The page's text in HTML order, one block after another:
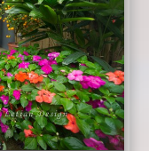
吸菸；嚴禁酗酒及
立即退房，並沒
房為住宿貴賓專
房時間： Check I
，請務必來電告
時間：Check Ou
逾時將酌收費用。